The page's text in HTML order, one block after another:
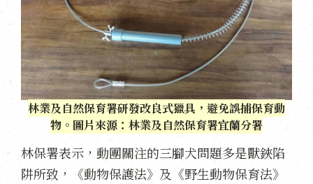
林業及自然保育署研發改良式獵具，避免誤捕保育動
物。圖片來源：林業及自然保育署宜蘭分署
林保署表示，動團關注的三腳犬問題多是獸鋏陷
阱所致，《動物保護法》及《野生動物保育法》